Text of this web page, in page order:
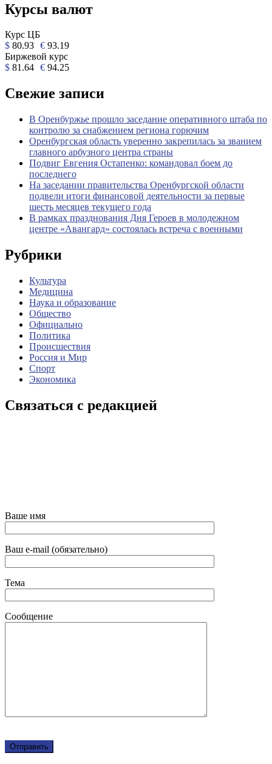
Курсы валют
Курс ЦБ
$ 80.93 € 93.19
Биржевой курс
$ 81.64 € 94.25
Свежие записи
В Оренбуржье прошло заседание оперативного штаба по
контролю за снабжением региона горючим
Оренбургская область уверенно закрепилась за званием
главного арбузного центра страны
Подвиг Евгения Остапенко: командовал боем до
последнего
На заседании правительства Оренбургской области
подвели итоги финансовой деятельности за первые
шесть месяцев текущего года
В рамках празднования Дня Героев в молодежном
центре «Авангард» состоялась встреча с военными
Рубрики
Культура
Медицина
Наука и образование
Общество
Официально
Политика
Происшествия
Россия и Мир
Спорт
Экономика
Связаться с редакцией
Ваше имя
Ваш e-mail (обязательно)
Тема
Сообщение